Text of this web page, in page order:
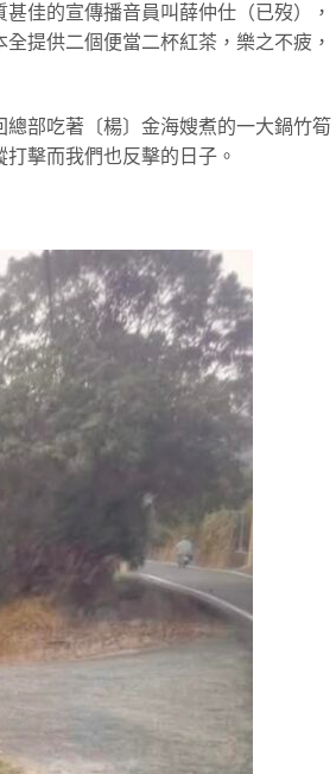
佳的宣傳播音員叫薛仲仕（已歿），
提供二個便當二杯紅茶，樂之不疲，
部吃著〔楊〕金海嫂煮的一大鍋竹筍
擊而我們也反擊的日子。